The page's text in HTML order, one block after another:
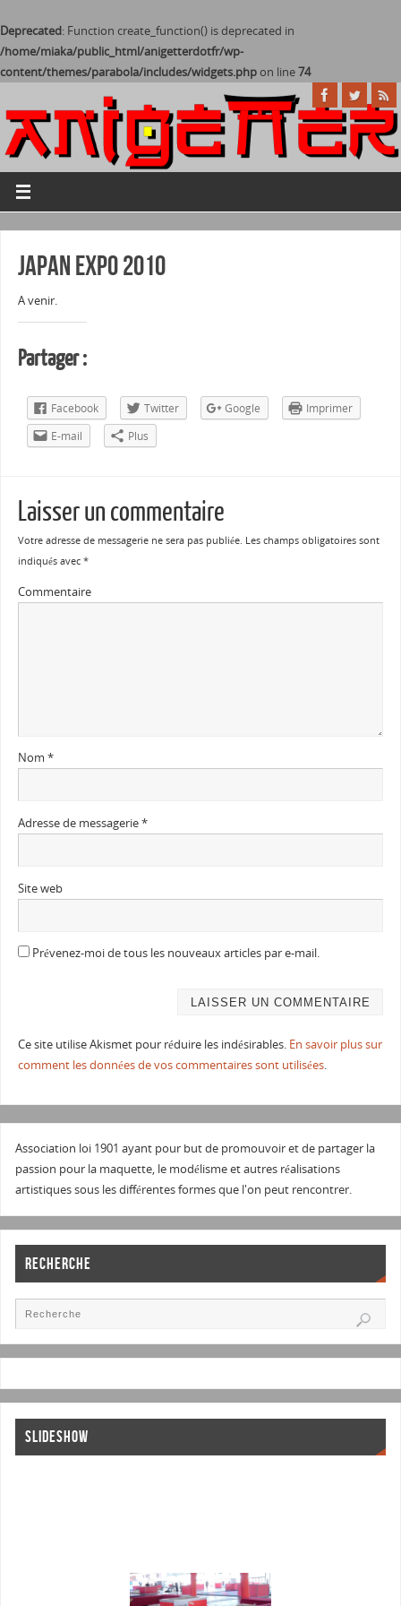
Deprecated: Function create_function() is deprecated in
/home/miaka/public_html/anigetterdotfr/wp-
content/themes/parabola/includes/widgets.phpon line74
Japan Expo 2010
A venir.
Partager :
Facebook Twitter Google
Imprimer
E-mail
Plus
Laisser un commentaire
Votre adresse de messagerie ne sera pas publiée. Les champs obligatoires sont
indiqués avec *
Commentaire
Nom *
Adresse de messagerie*
Site web
Prévenez-moi de tous les nouveaux articles par e-mail.
Ce site utilise Akismet pour réduire les indésirables. En savoir plus sur
comment les données de vos commentaires sont utilisées.
Association loi 1901 ayant pour but de promouvoir et de partager la
passion pour la maquette, le modélisme et autres réalisations
artistiques sous les différentes formes que l'on peut rencontrer.
RECHERCHE
SLIDESHOW